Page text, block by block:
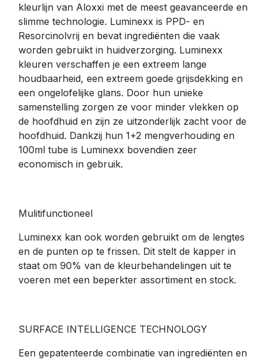
kleurlijn van Aloxxi met de meest geavanceerde en
slimme technologie. Luminexx is PPD- en
Resorcinolvrij en bevat ingrediënten die vaak
worden gebruikt in huidverzorging. Luminexx
kleuren verschaffen je een extreem lange
houdbaarheid, een extreem goede grijsdekking en
een ongelofelijke glans. Door hun unieke
samenstelling zorgen ze voor minder vlekken op
de hoofdhuid en zijn ze uitzonderlijk zacht voor de
hoofdhuid. Dankzij hun 1+2 mengverhouding en
100ml tube is Luminexx bovendien zeer
economisch in gebruik.
Mulitifunctioneel
Luminexx kan ook worden gebruikt om de lengtes
en de punten op te frissen. Dit stelt de kapper in
staat om 90% van de kleurbehandelingen uit te
voeren met een beperkter assortiment en stock.
SURFACE INTELLIGENCE TECHNOLOGY
Een gepatenteerde combinatie van ingrediënten en